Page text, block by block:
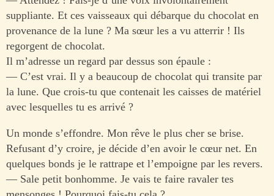
suppliante. Et ces vaisseaux qui débarque du chocolat en
provenance de la lune ? Ma sœur les a vu atterrir ! Ils
regorgent de chocolat.
Il m’adresse un regard par dessus son épaule :
— C’est vrai. Il y a beaucoup de chocolat qui transite par
la lune. Que crois-tu que contenait les caisses de matériel
avec lesquelles tu es arrivé ?
Un monde s’effondre. Mon rêve le plus cher se brise.
Refusant d’y croire, je décide d’en avoir le cœur net. En
quelques bonds je le rattrape et l’empoigne par les revers.
— Sale petit bonhomme. Je vais te faire ravaler tes